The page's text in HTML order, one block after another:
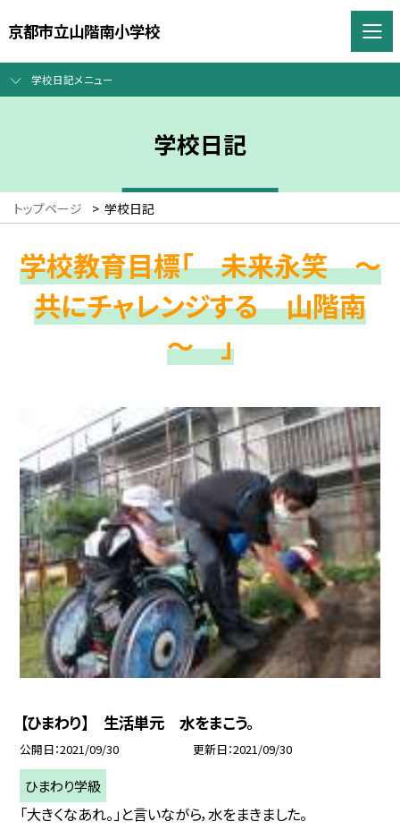
京都市立山階南小学校
学校日記メニュー
学校日記
トップページ > 学校日記
学校教育目標「 未来永笑 ～
共にチャレンジする 山階南
～ 」
【ひまわり】 生活単元 水をまこう。
公開日 2021/09/30 更新日 2021/09/30
ひまわり学級
「大きくなあれ。」と言いながら，水をまきました。